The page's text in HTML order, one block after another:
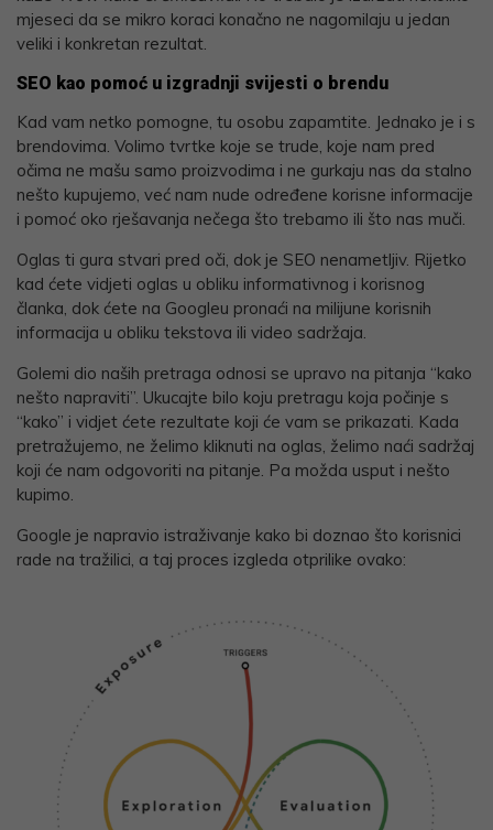
mjeseci da se mikro koraci konačno ne nagomilaju u jedan
veliki i konkretan rezultat.
SEO kao pomoć u izgradnji svijesti o brendu
Kad vam netko pomogne, tu osobu zapamtite. Jednako je i s
brendovima. Volimo tvrtke koje se trude, koje nam pred
očima ne mašu samo proizvodima i ne gurkaju nas da stalno
nešto kupujemo, već nam nude određene korisne informacije
i pomoć oko rješavanja nečega što trebamo ili što nas muči.
Oglas ti gura stvari pred oči, dok je SEO nenametljiv. Rijetko
kad ćete vidjeti oglas u obliku informativnog i korisnog
članka, dok ćete na Googleu pronaći na milijune korisnih
informacija u obliku tekstova ili video sadržaja.
Golemi dio naših pretraga odnosi se upravo na pitanja “kako
nešto napraviti”. Ukucajte bilo koju pretragu koja počinje s
“kako” i vidjet ćete rezultate koji će vam se prikazati. Kada
pretražujemo, ne želimo kliknuti na oglas, želimo naći sadržaj
koji će nam odgovoriti na pitanje. Pa možda usput i nešto
kupimo.
Google je napravio istraživanje kako bi doznao što korisnici
rade na tražilici, a taj proces izgleda otprilike ovako: